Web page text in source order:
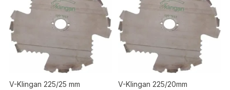
V-Klingan 225/25 mm
V-Klingan 225/20mm